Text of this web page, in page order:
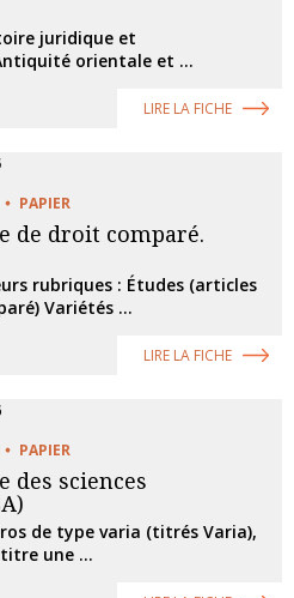
juridique et
orientale et ...
LIRE LA FICHE
PAPIER
de droit comparé.
rubriques : Études (articles
Variétés ...
LIRE LA FICHE
PAPIER
des sciences
de type varia (titrés Varia),
une ...